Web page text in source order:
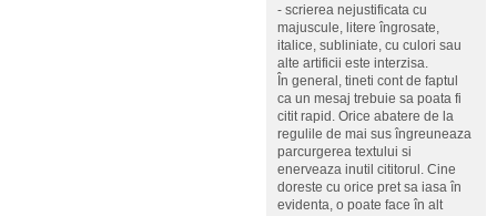
- scrierea nejustificata cu
majuscule, litere îngrosate,
italice, subliniate, cu culori sau
alte artificii este interzisa.
În general, tineti cont de faptul
ca un mesaj trebuie sa poata fi
citit rapid. Orice abatere de la
regulile de mai sus îngreuneaza
parcurgerea textului si
enerveaza inutil cititorul. Cine
doreste cu orice pret sa iasa în
evidenta, o poate face în alt